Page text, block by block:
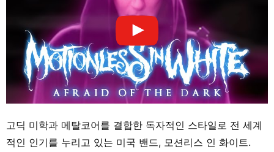
고딕 미학과 메탈코어를 결합한 독자적인 스타일로 전 세계
적인 인기를 누리고 있는 미국 밴드, 모션리스 인 화이트.